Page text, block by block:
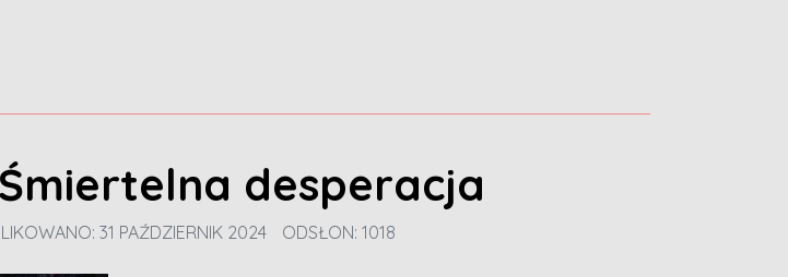
desperacja
31 PAŹDZIERNIK 2024 ODSŁON: 1018